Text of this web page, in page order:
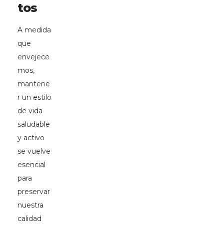
tos
A medida
que
envejece
mos,
mantene
r un estilo
de vida
saludable
y activo
se vuelve
esencial
para
preservar
nuestra
calidad